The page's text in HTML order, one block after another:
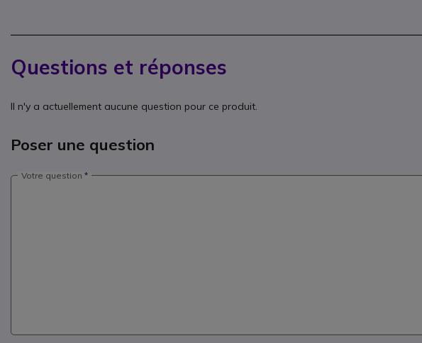
Questions et réponses
Il n'y a actuellement aucune question pour ce produit.
Poser une question
Votre question